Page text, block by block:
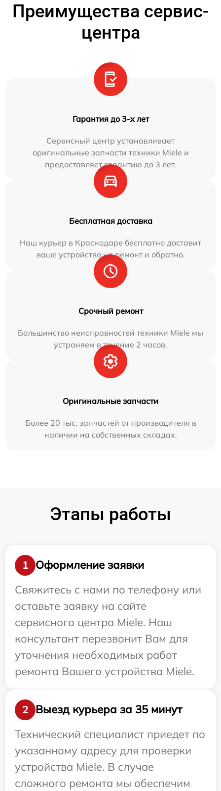
Преимущества сервис-
центра
Гарантия до 3-х лет
Сервисный центр устанавливает
оригинальные запчасти техники Miele и
предоставляет гарантию до 3 лет.
Бесплатная доставка
Наш курьер в Краснодаре бесплатно доставит
ваше устройство на ремонт и обратно.
Срочный ремонт
Большинство неисправностей техники Miele мы
устраняем в течение 2 часов.
Оригинальные запчасти
Более 20 тыс. запчастей от производителя в
наличии на собственных складах.
Этапы работы
1
Оформление заявки
Свяжитесь с нами по телефону или
оставьте заявку на сайте
сервисного центра Miele. Наш
консультант перезвонит Вам для
уточнения необходимых работ
ремонта Вашего устройства Miele.
2
Выезд курьера за 35 минут
Технический специалист приедет по
указанному адресу для проверки
устройства Miele. В случае
сложного ремонта мы обеспечим